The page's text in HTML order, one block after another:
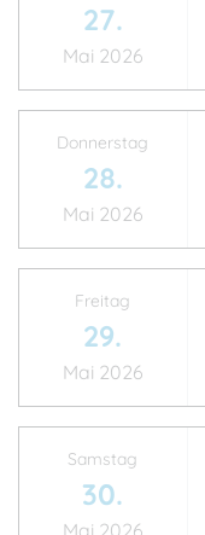
27.
Mai 2026
Donnerstag
28.
Mai 2026
Freitag
29.
Mai 2026
Samstag
30.
Mai 2026